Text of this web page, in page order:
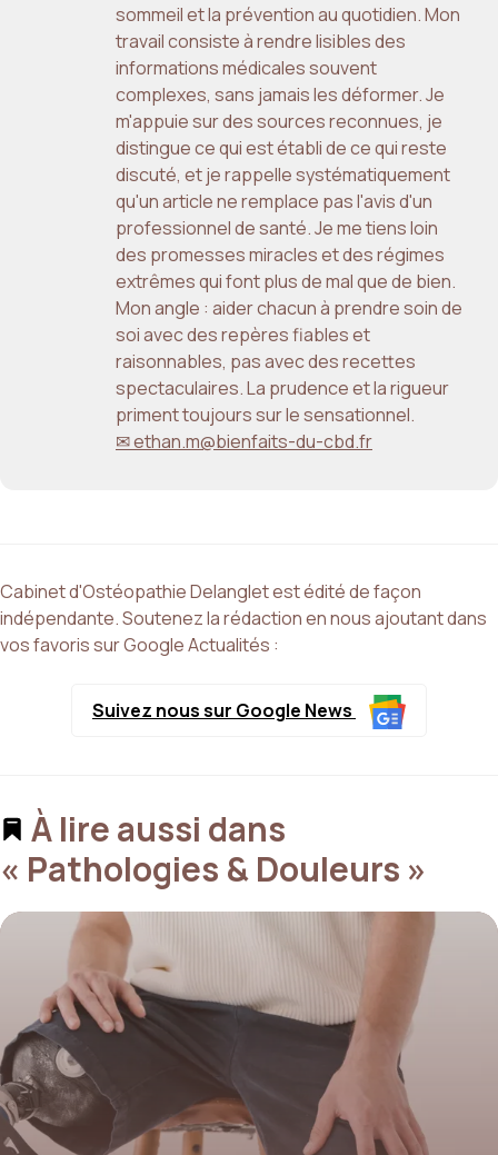
sommeil et la prévention au quotidien. Mon
travail consiste à rendre lisibles des
informations médicales souvent
complexes, sans jamais les déformer. Je
m'appuie sur des sources reconnues, je
distingue ce qui est établi de ce qui reste
discuté, et je rappelle systématiquement
qu'un article ne remplace pas l'avis d'un
professionnel de santé. Je me tiens loin
des promesses miracles et des régimes
extrêmes qui font plus de mal que de bien.
Mon angle : aider chacun à prendre soin de
soi avec des repères fiables et
raisonnables, pas avec des recettes
spectaculaires. La prudence et la rigueur
priment toujours sur le sensationnel.
✉ ethan.m@bienfaits-du-cbd.fr
Cabinet d'Ostéopathie Delanglet est édité de façon
indépendante. Soutenez la rédaction en nous ajoutant dans
vos favoris sur Google Actualités :
Suivez nous sur Google News
À lire aussi dans
« Pathologies & Douleurs »